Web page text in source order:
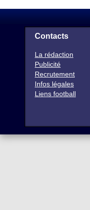
Contacts
La rédaction
Publicité
Recrutement
Infos légales
Liens football